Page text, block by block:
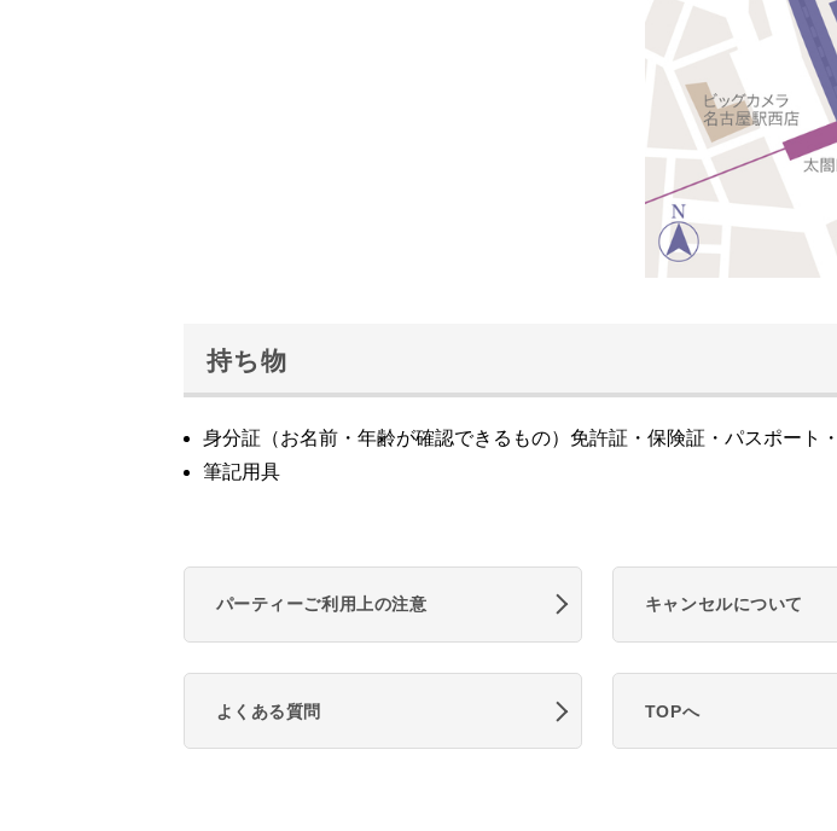
持ち物
身分証（お名前・年齢が確認できるもの）免許証・保険証・パスポート
筆記用具
パーティーご利用上の注意 キャンセルについて
よくある質問 TOPへ